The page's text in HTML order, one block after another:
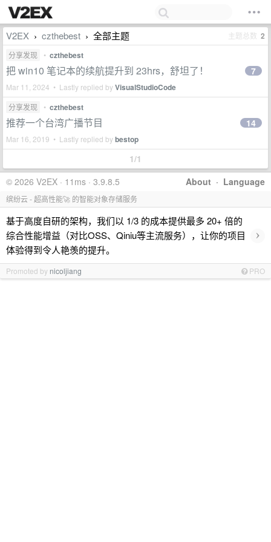
V2EX › czthebest › 全部主题 主题总数 2
分享发现 • czthebest
把 win10 笔记本的续航提升到 23hrs，舒坦了！
Mar 11, 2024 • Lastly replied byVisualStudioCode
7
分享发现 • czthebest
推荐一个台湾广播节目
Mar 16, 2019 • Lastly replied bybestop
14
1/1
About · Language
© 2026 V2EX · 11ms · 3.9.8.5
缤纷云 - 超高性能🚀 的智能对象存储服务
基于高度自研的架构，我们以 1/3 的成本提供最多 20+ 倍的
综合性能增益（对比OSS、Qiniu等主流服务），让你的项目
体验得到令人艳羡的提升。
›
Promoted by nicoljiang PRO